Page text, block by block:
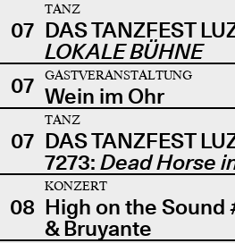
07
TANZ
DAS TANZFEST
LOKALE BÜHNE
07
GASTVERANSTALTUNG
Wein im Ohr
07
TANZ
DAS TANZFEST
7273: Dead Horse
08
KONZERT
High on the Sound
& Bruyante